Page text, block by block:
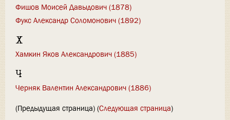
Фишов Моисей Давыдович (1878)
Фукс Александр Соломонович (1892)
Х
Хамкин Яков Александрович (1885)
Ч
Черняк Валентин Александрович (1886)
(Предыдущая страница) (Следующая страница)